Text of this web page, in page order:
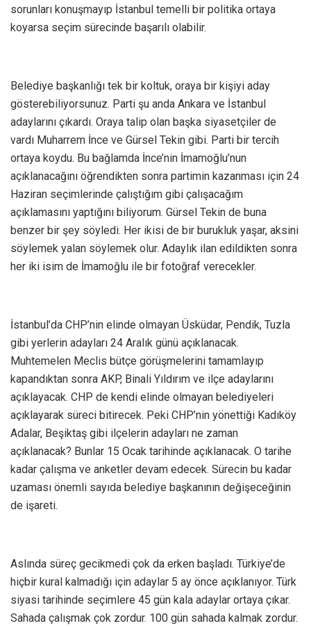
sorunları konuşmayıp İstanbul temelli bir politika ortaya
koyarsa seçim sürecinde başarılı olabilir.
Belediye başkanlığı tek bir koltuk, oraya bir kişiyi aday
gösterebiliyorsunuz. Parti şu anda Ankara ve İstanbul
adaylarını çıkardı. Oraya talip olan başka siyasetçiler de
vardı Muharrem İnce ve Gürsel Tekin gibi. Parti bir tercih
ortaya koydu. Bu bağlamda İnce’nin İmamoğlu’nun
açıklanacağını öğrendikten sonra partimin kazanması için 24
Haziran seçimlerinde çalıştığım gibi çalışacağım
açıklamasını yaptığını biliyorum. Gürsel Tekin de buna
benzer bir şey söyledi. Her ikisi de bir burukluk yaşar, aksini
söylemek yalan söylemek olur. Adaylık ilan edildikten sonra
her iki isim de İmamoğlu ile bir fotoğraf verecekler.
İstanbul’da CHP’nin elinde olmayan Üsküdar, Pendik, Tuzla
gibi yerlerin adayları 24 Aralık günü açıklanacak.
Muhtemelen Meclis bütçe görüşmelerini tamamlayıp
kapandıktan sonra AKP, Binali Yıldırım ve ilçe adaylarını
açıklayacak. CHP de kendi elinde olmayan belediyeleri
açıklayarak süreci bitirecek. Peki CHP’nin yönettiği Kadıköy
Adalar, Beşiktaş gibi ilçelerin adayları ne zaman
açıklanacak? Bunlar 15 Ocak tarihinde açıklanacak. O tarihe
kadar çalışma ve anketler devam edecek. Sürecin bu kadar
uzaması önemli sayıda belediye başkanının değişeceğinin
de işareti.
Aslında süreç gecikmedi çok da erken başladı. Türkiye’de
hiçbir kural kalmadığı için adaylar 5 ay önce açıklanıyor. Türk
siyasi tarihinde seçimlere 45 gün kala adaylar ortaya çıkar.
Sahada çalışmak çok zordur. 100 gün sahada kalmak zordur.